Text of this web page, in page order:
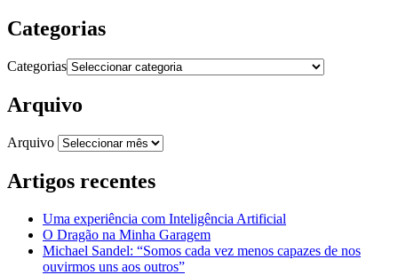
Categorias
Categorias
Arquivo
Arquivo
Artigos recentes
Uma experiência com Inteligência Artificial
O Dragão na Minha Garagem
Michael Sandel: “Somos cada vez menos capazes de nos
ouvirmos uns aos outros”